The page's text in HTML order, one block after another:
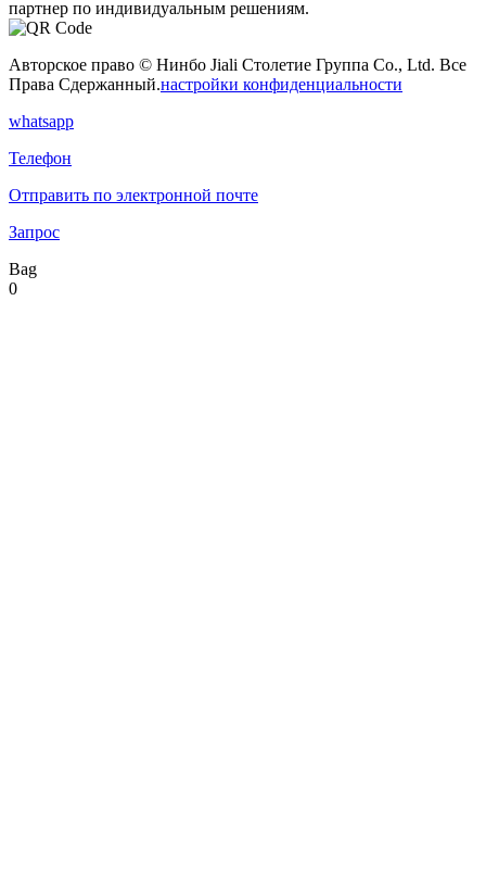
партнер по индивидуальным решениям.
Авторское право © Нинбо Jiali Столетие Группа Co., Ltd. Все
Права Сдержанный.настройки конфиденциальности
whatsapp
Телефон
Отправить по электронной почте
Запрос
Bag
0